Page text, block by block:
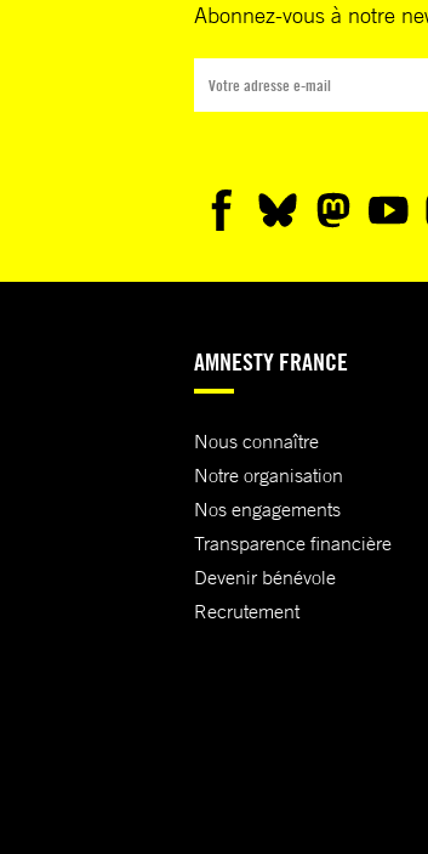
Abonnez-vous à notre
AMNESTY FRANCE
Nous connaître
Notre organisation
Nos engagements
Transparence financière
Devenir bénévole
Recrutement